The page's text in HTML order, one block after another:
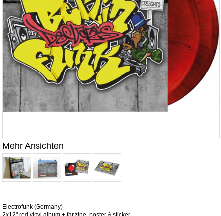
Mehr Ansichten
Electrofunk (Germany)
2x12" red vinyl album + fanzine, poster & sticker